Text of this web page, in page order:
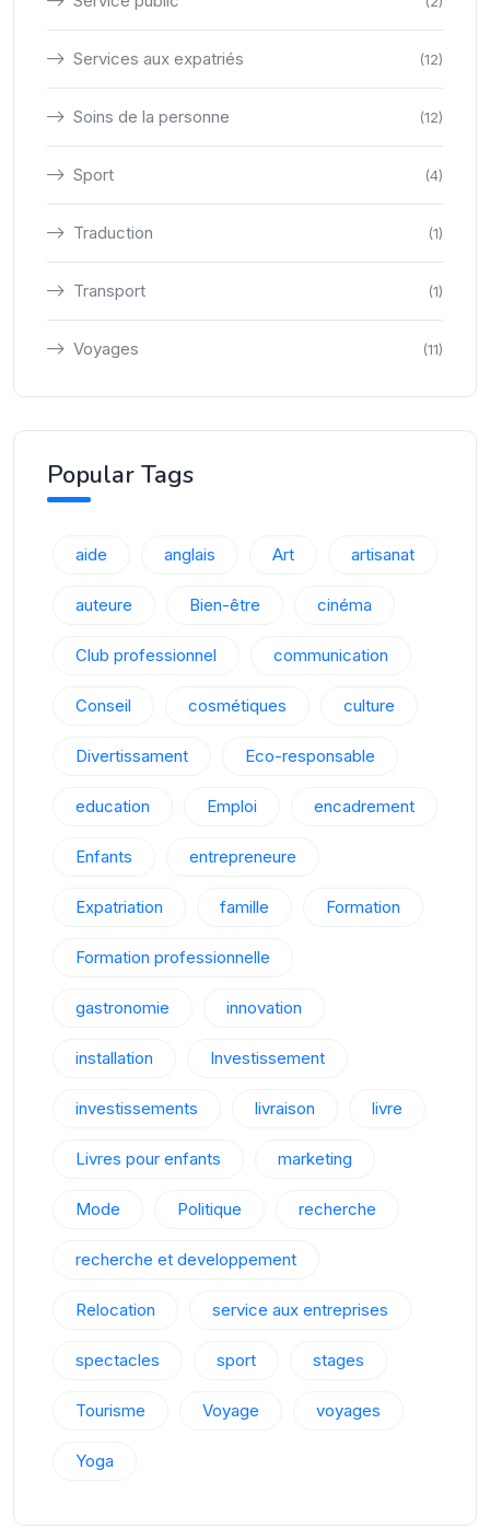
Services aux expatriés (12)
Soins de la personne (12)
Sport (4)
Traduction (1)
Transport (1)
Voyages (11)
Popular Tags
aide anglais Art artisanat
auteure Bien-être cinéma
Club professionnel communication
Conseil cosmétiques culture
Divertissament Eco-responsable
education Emploi encadrement
Enfants entrepreneure
Expatriation famille Formation
Formation professionnelle
gastronomie innovation
installation Investissement
investissements livraison livre
Livres pour enfants marketing
Mode Politique recherche
recherche et developpement
Relocation service aux entreprises
spectacles sport stages
Tourisme Voyage voyages
Yoga